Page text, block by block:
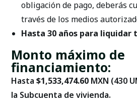
obligación de pago, deberás
través de los medios
Hasta 30 años para liquidar
Monto máximo de
financiamiento:
Hasta $1,533,474.60 MXN (430
la Subcuenta de vivienda.